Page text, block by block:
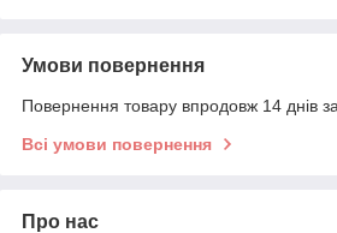
Умови повернення
Повернення товару впродовж 14 днів
Всі умови повернення
Про нас